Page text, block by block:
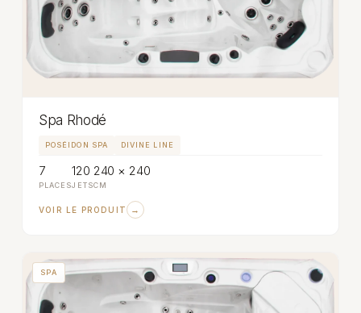
Spa Rhodé
POSÉIDON SPA DIVINE LINE
7
PLACES
120
JETS
240 × 240
CM
VOIR LE PRODUIT →
SPA